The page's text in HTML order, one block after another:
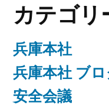
イ
ブ
カテゴリ
兵庫本社
兵庫本社 ブ
安全会議